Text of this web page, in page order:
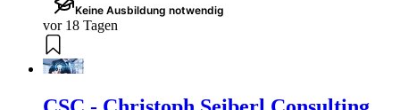
Keine Ausbildung notwendig
vor 18 Tagen